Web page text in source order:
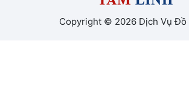
Copyright © 2026 Dịch Vụ Đồ